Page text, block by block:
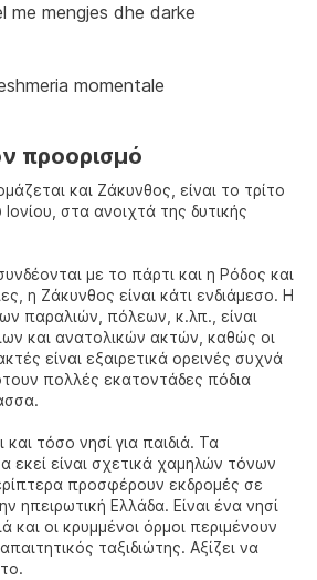
me mengjes dhe darke
momentale
προορισμό
και Ζάκυνθος, είναι το τρίτο
στα ανοιχτά της δυτικής
με το πάρτι και η Ρόδος και
η Ζάκυνθος είναι κάτι ενδιάμεσο. Η
παραλιών, πόλεων, κ.λπ., είναι
και ανατολικών ακτών, καθώς οι
είναι εξαιρετικά ορεινές συχνά
πολλές εκατοντάδες πόδια
τόσο νησί για παιδιά. Τα
εκεί είναι σχετικά χαμηλών τόνων
προσφέρουν εκδρομές σε
ηπειρωτική Ελλάδα. Είναι ένα νησί
και οι κρυμμένοι όρμοι περιμένουν
ταξιδιώτης. Αξίζει να